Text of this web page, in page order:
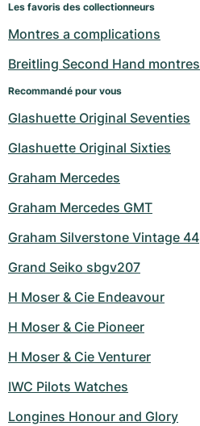
Les favoris des collectionneurs
Montres a complications
Breitling Second Hand montres
Recommandé pour vous
Glashuette Original Seventies
Glashuette Original Sixties
Graham Mercedes
Graham Mercedes GMT
Graham Silverstone Vintage 44
Grand Seiko sbgv207
H Moser & Cie Endeavour
H Moser & Cie Pioneer
H Moser & Cie Venturer
IWC Pilots Watches
Longines Honour and Glory